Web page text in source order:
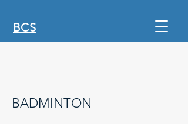
BCS
BADMINTON